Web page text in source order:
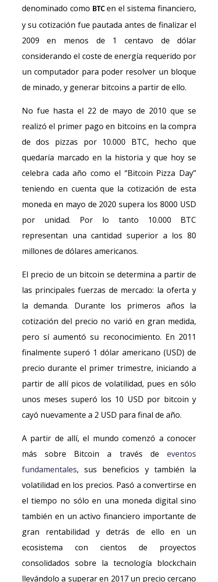
denominado como BTCen el sistema financiero,
y su cotización fue pautada antes de finalizar el
2009 en menos de 1 centavo de dólar
considerando el coste de energía requerido por
un computador para poder resolver un bloque
de minado, y generar bitcoins a partir de ello.
No fue hasta el 22 de mayo de 2010 que se
realizó el primer pago en bitcoins en la compra
de dos pizzas por 10.000 BTC, hecho que
quedaría marcado en la historia y que hoy se
celebra cada año como el “Bitcoin Pizza Day”
teniendo en cuenta que la cotización de esta
moneda en mayo de 2020 supera los 8000 USD
por unidad. Por lo tanto 10.000 BTC
representan una cantidad superior a los 80
millones de dólares americanos.
El precio de un bitcoin se determina a partir de
las principales fuerzas de mercado: la oferta y
la demanda. Durante los primeros años la
cotización del precio no varió en gran medida,
pero sí aumentó su reconocimiento. En 2011
finalmente superó 1 dólar americano (USD) de
precio durante el primer trimestre, iniciando a
partir de allí picos de volatilidad, pues en sólo
unos meses superó los 10 USD por bitcoin y
cayó nuevamente a 2 USD para final de año.
A partir de allí, el mundo comenzó a conocer
más sobre Bitcoin a través deeventos
fundamentales, sus beneficios y también la
volatilidad en los precios. Pasó a convertirse en
el tiempo no sólo en una moneda digital sino
también en un activo financiero importante de
gran rentabilidad y detrás de ello en un
ecosistema con cientos de proyectos
consolidados sobre la tecnología blockchain
llevándolo a superar en 2017 un precio cercano